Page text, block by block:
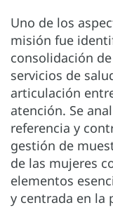
Uno de los
misión fue
consolidación
servicios de
articulación
atención. Se
referencia y
gestión de
de las mujeres
elementos
y centrada en la